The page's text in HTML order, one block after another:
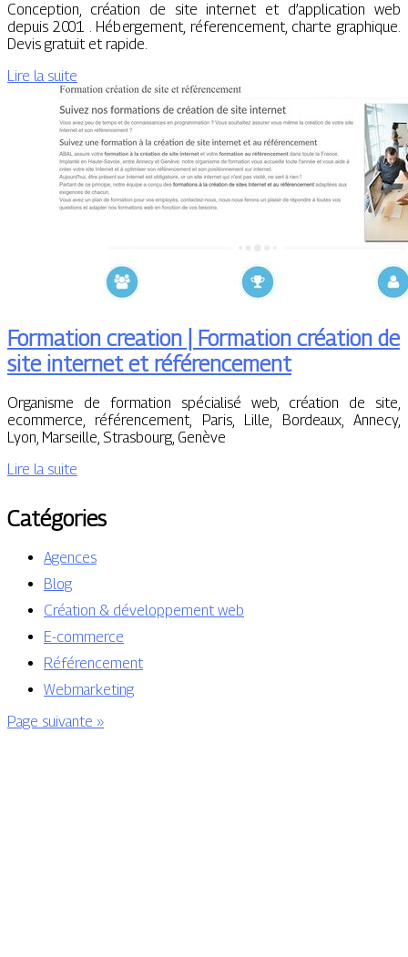
Conception, création de site internet et d’application web
depuis 2001 . Hébergement, réferencement, charte graphique.
Devis gratuit et rapide.
Lire la suite
Formation creation | Formation création de
site internet et référen­ce­ment
Organisme de formation spécialisé web, création de site,
ecommerce, référencement, Paris, Lille, Bordeaux, Annecy,
Lyon, Marseille, Strasbourg, Genève
Lire la suite
Catégories
Agences
Blog
Création & développement web
E-commerce
Référencement
Webmarketing
Page suivante »